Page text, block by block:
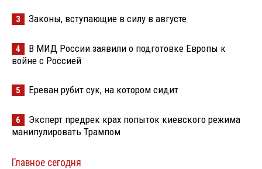
3 Законы, вступающие в силу в августе
4
В МИД России заявили о подготовке Европы к
войне с Россией
5 Ереван рубит сук, на котором сидит
6
Эксперт предрек крах попыток киевского режима
манипулировать Трампом
Главное сегодня